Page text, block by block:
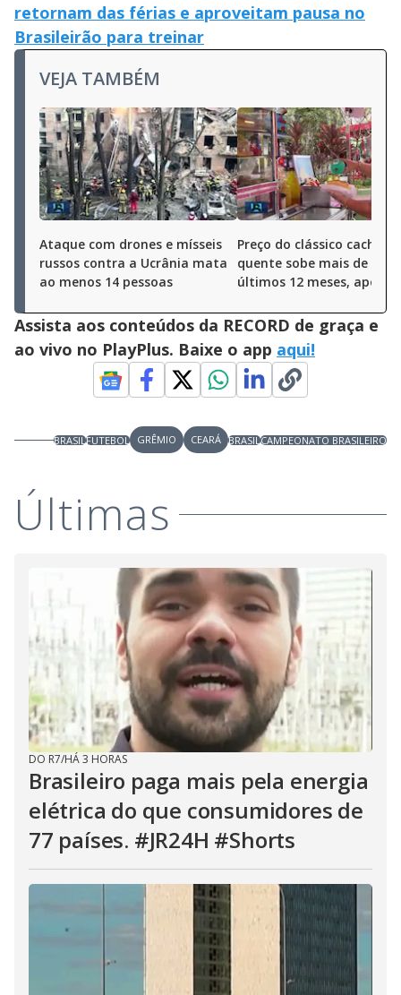
retornam das férias e aproveitam pausa no
Brasileirão para treinar
VEJA TAMBÉM
Ataque com drones e mísseis
russos contra a Ucrânia mata
ao menos 14 pessoas
Preço do clássico
quente sobe mais de 9%
últimos 12 meses, aponta
Assista aos conteúdos da RECORD de graça e
ao vivo no PlayPlus. Baixe o app aqui!
BRASILFUTEBOL GRÊMIO CEARÁ BRASILCAMPEONATO BRASILEIRO
Últimas
DO R7/HÁ 3 HORAS
Brasileiro paga mais pela energia
elétrica do que consumidores de
77 países. #JR24H #Shorts